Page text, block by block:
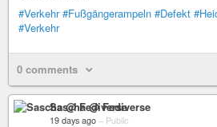
#Verkehr #Fußgängerampeln #Defekt
#Verkehr
0 comments
Sascha @ Fediverse
19 days ago – Public